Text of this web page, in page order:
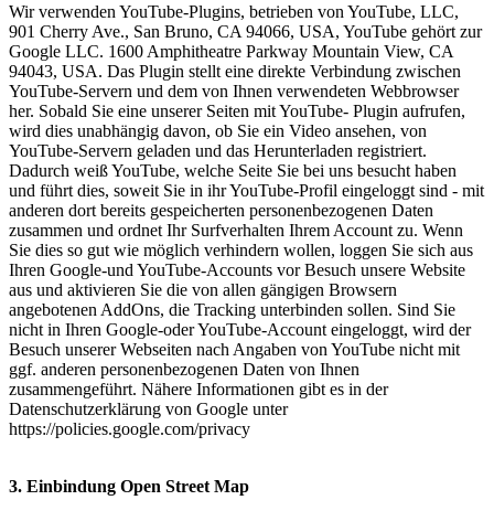
Wir verwenden YouTube-Plugins, betrieben von YouTube, LLC,
901 Cherry Ave., San Bruno, CA 94066, USA, YouTube gehört zur
Google LLC. 1600 Amphitheatre Parkway Mountain View, CA
94043, USA. Das Plugin stellt eine direkte Verbindung zwischen
YouTube-Servern und dem von Ihnen verwendeten Webbrowser
her. Sobald Sie eine unserer Seiten mit YouTube- Plugin aufrufen,
wird dies unabhängig davon, ob Sie ein Video ansehen, von
YouTube-Servern geladen und das Herunterladen registriert.
Dadurch weiß YouTube, welche Seite Sie bei uns besucht haben
und führt dies, soweit Sie in ihr YouTube-Profil eingeloggt sind - mit
anderen dort bereits gespeicherten personenbezogenen Daten
zusammen und ordnet Ihr Surfverhalten Ihrem Account zu. Wenn
Sie dies so gut wie möglich verhindern wollen, loggen Sie sich aus
Ihren Google-und YouTube-Accounts vor Besuch unsere Website
aus und aktivieren Sie die von allen gängigen Browsern
angebotenen AddOns, die Tracking unterbinden sollen. Sind Sie
nicht in Ihren Google-oder YouTube-Account eingeloggt, wird der
Besuch unserer Webseiten nach Angaben von YouTube nicht mit
ggf. anderen personenbezogenen Daten von Ihnen
zusammengeführt. Nähere Informationen gibt es in der
Datenschutzerklärung von Google unter
https://policies.google.com/privacy
3. Einbindung Open Street Map